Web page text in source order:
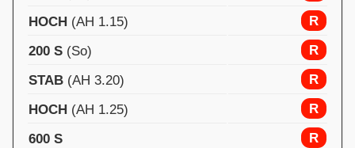
HOCH (AH 1.15)
R
200 S (So)
R
STAB (AH 3.20)
R
HOCH (AH 1.25)
R
600 S
R